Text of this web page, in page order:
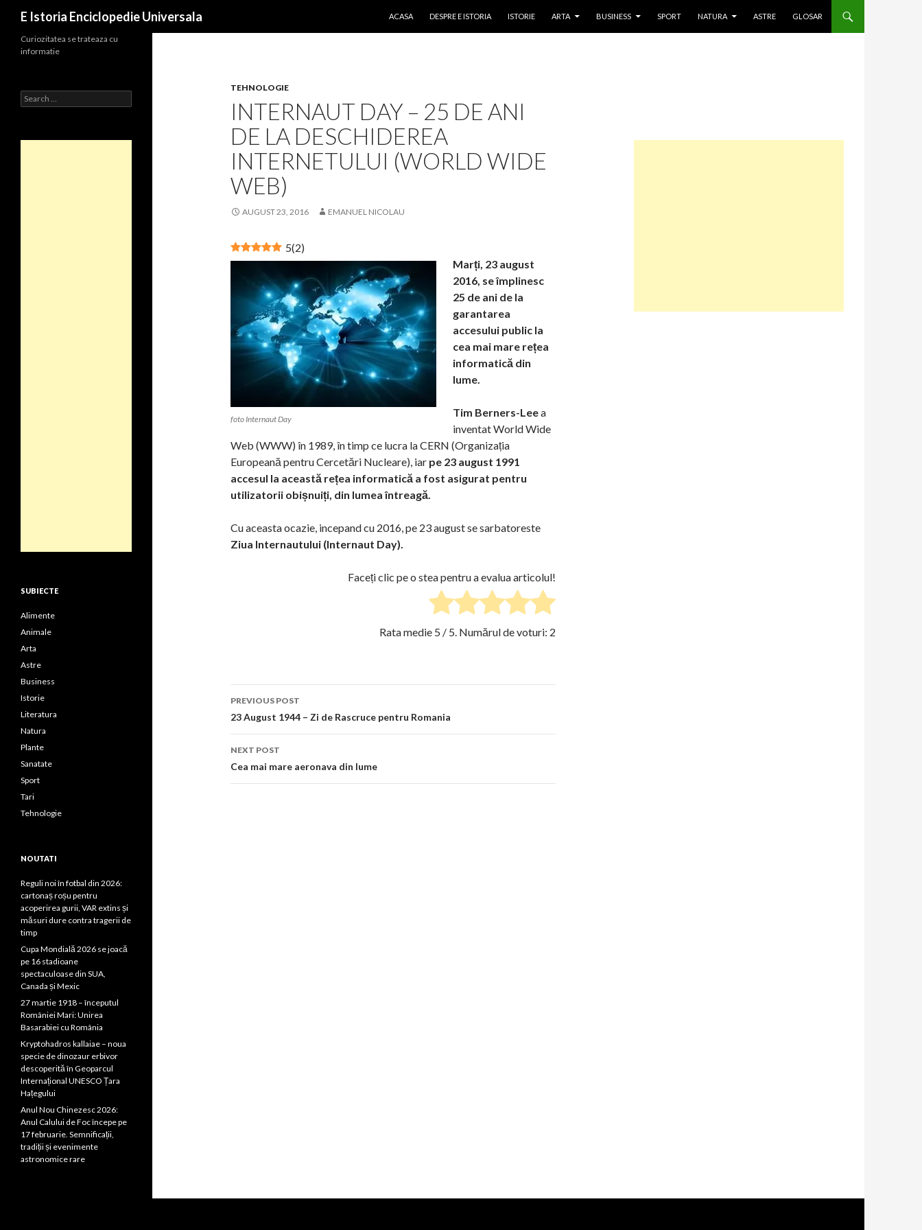
E Istoria Enciclopedie Universala
ACASA
DESPRE E ISTORIA ISTORIE ARTA BUSINESS SPORT NATURA ASTRE GLOSAR
TEHNOLOGIE
INTERNAUT DAY – 25 DE ANI
DE LA DESCHIDEREA
INTERNETULUI (WORLD WIDE
WEB)
AUGUST 23, 2016 EMANUEL NICOLAU
5(2)
foto Internaut Day
Marți, 23 august
2016, se împlinesc
25 de ani de la
garantarea
accesului public la
cea mai mare rețea
informatică din
lume.
Tim Berners-Leea
inventat World Wide
Web (WWW) în 1989, în timp ce lucra la CERN (Organizația
Europeană pentru Cercetări Nucleare), iar pe 23 august 1991
accesul la această rețea informatică a fost asigurat pentru
utilizatorii obișnuiți, din lumea întreagă.
Cu aceasta ocazie, incepand cu 2016, pe 23 august se sarbatoreste
Ziua Internautului (Internaut Day).
Faceți clic pe o stea pentru a evalua articolul!
Rata medie 5 / 5. Numărul de voturi: 2
Post
navigation
PREVIOUS POST
23 August 1944 – Zi de Rascruce pentru Romania
NEXT POST
Cea mai mare aeronava din lume
Curiozitatea se trateaza cu
informatie
Search
for:
SUBIECTE
Alimente
Animale
Arta
Astre
Business
Istorie
Literatura
Natura
Plante
Sanatate
Sport
Tari
Tehnologie
NOUTATI
Reguli noi în fotbal din 2026:
cartonaș roșu pentru
acoperirea gurii, VAR extins și
măsuri dure contra tragerii de
timp
Cupa Mondială 2026 se joacă
pe 16 stadioane
spectaculoase din SUA,
Canada și Mexic
27 martie 1918 – începutul
României Mari: Unirea
Basarabiei cu România
Kryptohadros kallaiae – noua
specie de dinozaur erbivor
descoperită în Geoparcul
Internațional UNESCO Țara
Hațegului
Anul Nou Chinezesc 2026:
Anul Calului de Foc începe pe
17 februarie. Semnificații,
tradiții și evenimente
astronomice rare